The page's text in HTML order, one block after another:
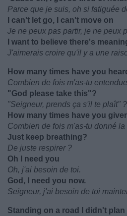
Parce que je suis, oh si fatiguée
I can't let go, I can't move on
Je ne peux pas partir, je ne peux
I want to believe there's
J'aimerais croire qu'il y a une
How many times have you
Combien de fois m'as-tu
"God please take this"?
"Seigneur, prends ça s'il te plaît" ?
How many times have you
Combien de fois m'as-tu donné la
Just keep breathing?
De juste respirer ?
Oh I need you
Oh, j'ai besoin de toi.
God, I need you now.
Seigneur, j'ai besoin de toi
Standing on a road I didn't plan